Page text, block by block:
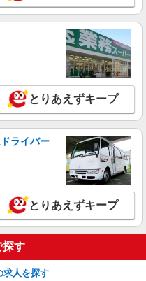
サポーター。シニア住宅の看
円＜交通費全額支給/日払
書不要＞
詳細を見る
対応コース
健師・管理栄養士）
税抜き）：
対面) 1日：10,000円〜14,716
) 1件：4,286円〜5,239円 ・
〜1691円 ・電話支援 1
円 ・メール支援 1件：500円
を加えた金額をお支払いいた
梨県甲斐市及びその周辺
詳細を見る
とりあえずキープ
ライバー
とりあえずキープ
探す
求人を探す